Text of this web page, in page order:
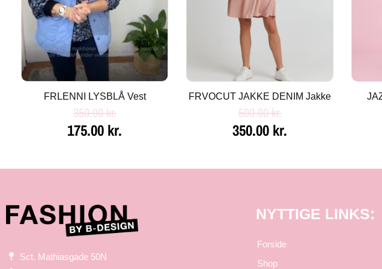
FRLENNI LYSBLÅ Vest
350.00kr.
175.00 kr.
FRVOCUT JAKKE DENIM Jakke
500.00kr.
350.00 kr.
Sct. Mathiasgade 50N
NYTTIGE LINKS:
Forside
Shop